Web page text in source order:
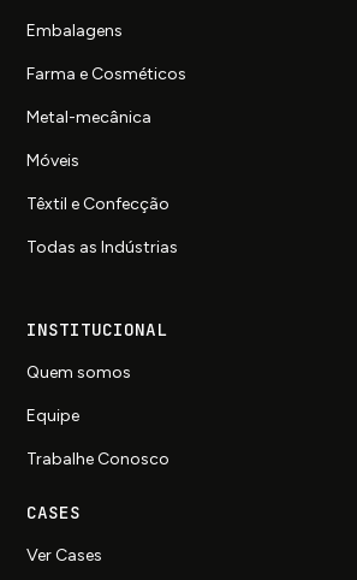
Embalagens
Farma e Cosméticos
Metal-mecânica
Móveis
Têxtil e Confecção
Todas as Indústrias
INSTITUCIONAL
Quem somos
Equipe
Trabalhe Conosco
CASES
Ver Cases